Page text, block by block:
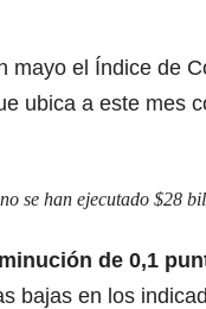
mayo el Índice de
ubica a este mes
se han ejecutado $28
de 0,1
bajas en los